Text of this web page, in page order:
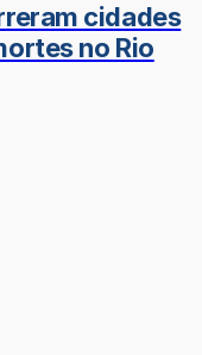
cidades
no Rio